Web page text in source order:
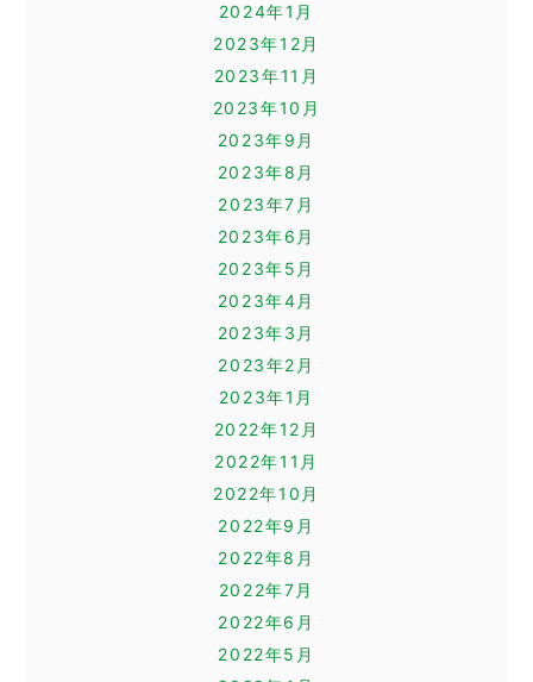
2024年1月
2023年12月
2023年11月
2023年10月
2023年9月
2023年8月
2023年7月
2023年6月
2023年5月
2023年4月
2023年3月
2023年2月
2023年1月
2022年12月
2022年11月
2022年10月
2022年9月
2022年8月
2022年7月
2022年6月
2022年5月